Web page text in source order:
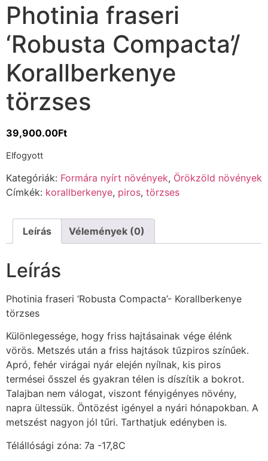
Photinia fraseri
‘Robusta Compacta’/
Korallberkenye
törzses
39,900.00Ft
Elfogyott
Kategóriák: Formára nyírt növények, Örökzöld növények
Címkék: korallberkenye, piros, törzses
Leírás Vélemények (0)
Leírás
Photinia fraseri ‘Robusta Compacta’- Korallberkenye
törzses
Különlegessége, hogy friss hajtásainak vége élénk
vörös. Metszés után a friss hajtások tűzpiros színűek.
Apró, fehér virágai nyár elején nyílnak, kis piros
termései ősszel és gyakran télen is díszítik a bokrot.
Talajban nem válogat, viszont fényigényes növény,
napra ültessük. Öntözést igényel a nyári hónapokban. A
metszést nagyon jól tűri. Tarthatjuk edényben is.
Télállósági zóna: 7a -17,8C